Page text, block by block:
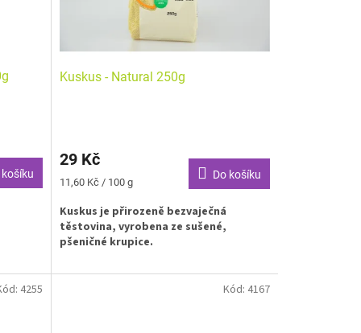
košíku
Kuskus - Natural 250g
29 Kč
Měrná
11,60 Kč / 100 g
Do košíku
Kuskus je přirozeně bezvaječná
těstovina, vyrobena ze sušené,
pšeničné krupice.
4255 Kód: 4167